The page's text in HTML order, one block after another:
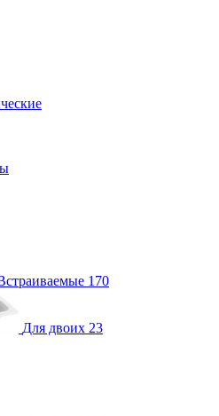
170
Для двоих 23